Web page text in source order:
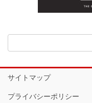
サイトマップ
プライバシーポリシー